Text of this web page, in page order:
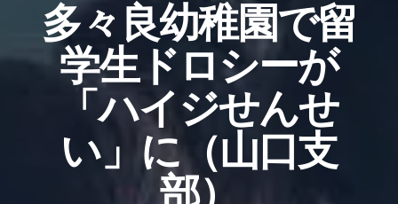
多々良幼稚園で留
学生ドロシーが
「ハイジせんせ
い」に（山口支
部）